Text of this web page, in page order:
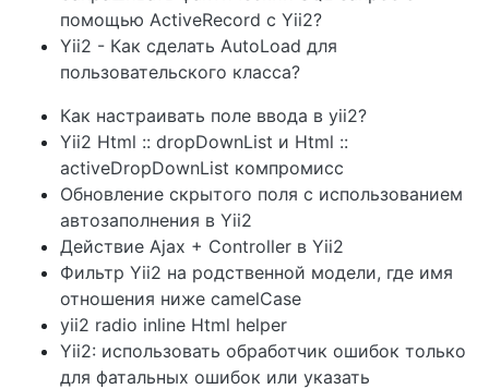
помощью ActiveRecord с Yii2?
Yii2 - Как сделать AutoLoad для
пользовательского класса?
Как настраивать поле ввода в yii2?
Yii2 Html :: dropDownList и Html ::
activeDropDownList компромисс
Обновление скрытого поля с использованием
автозаполнения в Yii2
Действие Ajax + Controller в Yii2
Фильтр Yii2 на родственной модели, где имя
отношения ниже camelCase
yii2 radio inline Html helper
Yii2: использовать обработчик ошибок только
для фатальных ошибок или указать